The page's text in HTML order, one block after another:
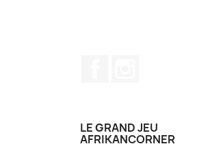
LE GRAND JEU
AFRIKANCORNER